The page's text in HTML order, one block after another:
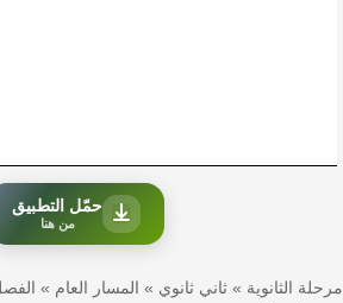
حمّل التطبيق
من هنا
مرحلة الثانوية » ثاني ثانوي » المسار العام »